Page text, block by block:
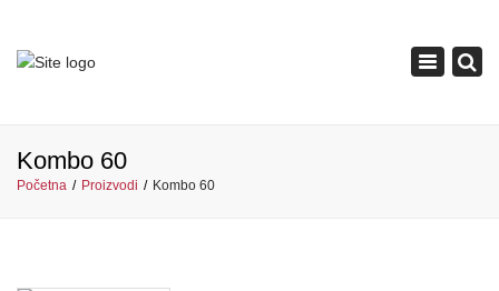
Toggle
Kombo 60
Početna Proizvodi Kombo 60